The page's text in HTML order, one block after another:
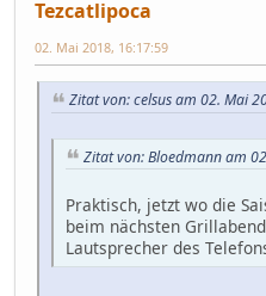
Tezcatlipoca
02. Mai 2018, 16:17:59
Zitat von: celsus am 02. Mai
Zitat von: Bloedmann am
Praktisch, jetzt wo die
beim nächsten
Lautsprecher des